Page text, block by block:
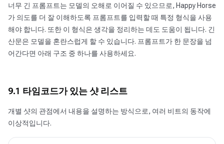
너무 긴 프롬프트는 모델의 오해로 이어질 수 있으므로, Happy Horse
가 의도를 더 잘 이해하도록 프롬프트를 입력할 때 특정 형식을 사용
해야 합니다. 또한 이 형식은 생각을 정리하는 데도 도움이 됩니다. 긴
산문은 모델을 혼란스럽게 할 수 있습니다. 프롬프트가 한 문장을 넘
어간다면 아래 구조 중 하나를 사용하세요.
9.1 타임코드가 있는 샷 리스트
개별 샷의 관점에서 내용을 설명하는 방식으로, 여러 비트의 동작에
이상적입니다.